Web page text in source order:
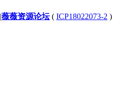
|薇薇资源论坛( ICP18022073-2 )